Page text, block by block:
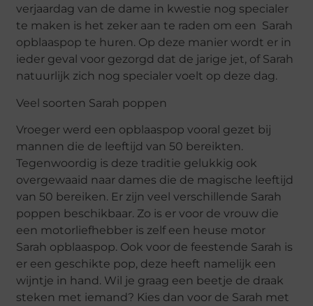
verjaardag van de dame in kwestie nog specialer
te maken is het zeker aan te raden om een Sarah
opblaaspop te huren. Op deze manier wordt er in
ieder geval voor gezorgd dat de jarige jet, of Sarah
natuurlijk zich nog specialer voelt op deze dag.
Veel soorten Sarah poppen
Vroeger werd een opblaaspop vooral gezet bij
mannen die de leeftijd van 50 bereikten.
Tegenwoordig is deze traditie gelukkig ook
overgewaaid naar dames die de magische leeftijd
van 50 bereiken. Er zijn veel verschillende Sarah
poppen beschikbaar. Zo is er voor de vrouw die
een motorliefhebber is zelf een heuse motor
Sarah opblaaspop. Ook voor de feestende Sarah is
er een geschikte pop, deze heeft namelijk een
wijntje in hand. Wil je graag een beetje de draak
steken met iemand? Kies dan voor de Sarah met